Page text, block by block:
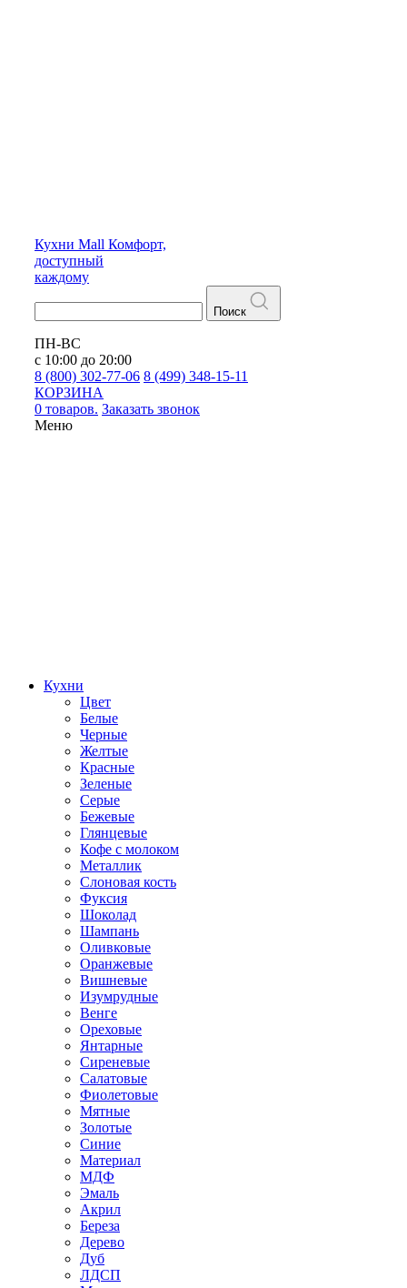
Кухни Mall Комфорт,
доступный
каждому
Поиск
ПН-ВС
с 10:00 до 20:00
8 (800) 302-77-06 8 (499) 348-15-11
КОРЗИНА
0 товаров. Заказать звонок
Меню
Кухни
Цвет
Белые
Черные
Желтые
Красные
Зеленые
Серые
Бежевые
Глянцевые
Кофе с молоком
Металлик
Слоновая кость
Фуксия
Шоколад
Шампань
Оливковые
Оранжевые
Вишневые
Изумрудные
Венге
Ореховые
Янтарные
Сиреневые
Салатовые
Фиолетовые
Мятные
Золотые
Синие
Материал
МДФ
Эмаль
Акрил
Береза
Дерево
Дуб
ЛДСП